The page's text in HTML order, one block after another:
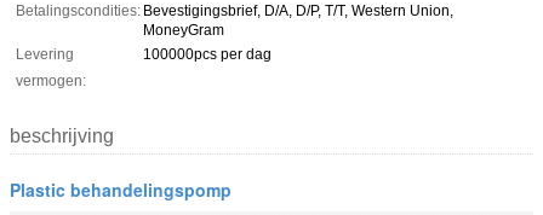
Betalingscondities: Bevestigingsbrief, D/A, D/P, T/T, Western Union,
MoneyGram
Levering
vermogen:
100000pcs per dag
beschrijving
Plastic behandelingspomp